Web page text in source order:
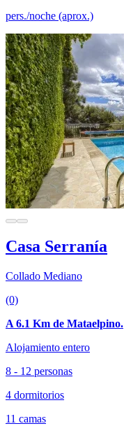
pers./noche (aprox.)
Casa Serranía
Collado Mediano
(0)
A 6.1 Km de Mataelpino.
Alojamiento entero
8 - 12 personas
4 dormitorios
11 camas